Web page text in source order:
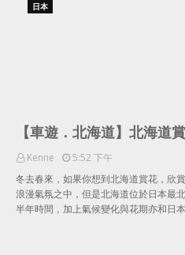
日本
【車遊．北海道】北海道
Kenne
5:52 下午
冬去春來，如果你想到北海道賞花，欣
浪漫氣氛之中，但是北海道位於日本最
半年時間，加上氣候變化與花期亦和日